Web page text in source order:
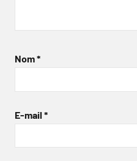
Nom*
E-mail *